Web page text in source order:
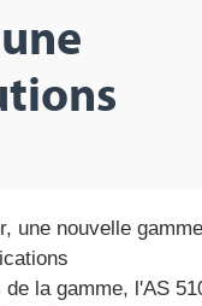
une nouvelle gamme
la gamme, l'AS